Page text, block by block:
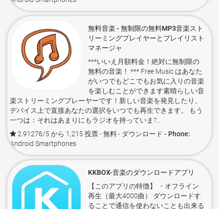
無料音楽 - 無制限の無料MP3音楽スト
リーミングプレイヤーとプレイリスト
マネージャ
***いいえ月額料金！絶対に無制限の
無料の音楽！ *** Free Music はあなた
がいつでもどこでもお気に入りの音楽
を楽しむことができます素晴らしい音
楽ストリーミングプレーヤーです！新しい音楽を発見したり、
デバイス上で直接あなたの選択をいつでも再生できます。 もう
一つは：それはあまりにもラジオを持っていま?...
2.91276/5 から 1,215 投票- 無料 - ダウンロード - Phone:
Android Smartphones
KKBOX-音楽のダウンロードアプリ
【このアプリの特徴】 ・オフライン
再生（最大4000曲） ダウンロードす
ることで通信を使わないことも出来る